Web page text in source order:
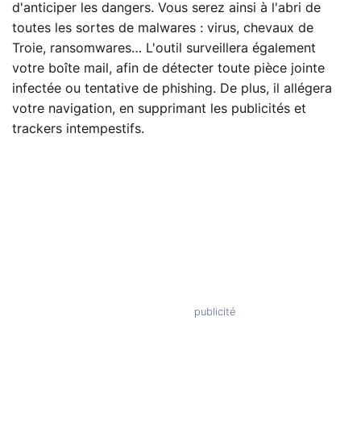
d'anticiper les dangers. Vous serez ainsi à l'abri de
toutes les sortes de malwares : virus, chevaux de
Troie, ransomwares… L'outil surveillera également
votre boîte mail, afin de détecter toute pièce jointe
infectée ou tentative de phishing. De plus, il allégera
votre navigation, en supprimant les publicités et
trackers intempestifs.